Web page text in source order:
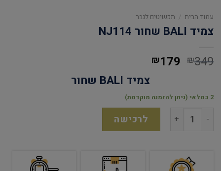
עמוד הבית / תכשיטים לגבר
צמיד BALI שחור NJ114
₪349
₪179
צמיד BALI שחור
2 במלאי (ניתן להזמנה מוקדמת)
לרכישה